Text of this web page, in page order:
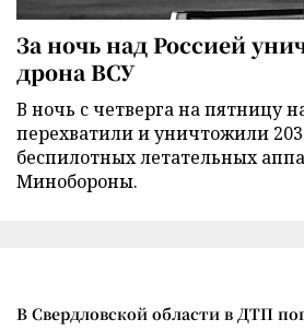
За ночь над Россией
дрона ВСУ
В ночь с четверга на пятницу
перехватили и уничтожили
беспилотных летательных
Минобороны.
В Свердловской области в ДТП